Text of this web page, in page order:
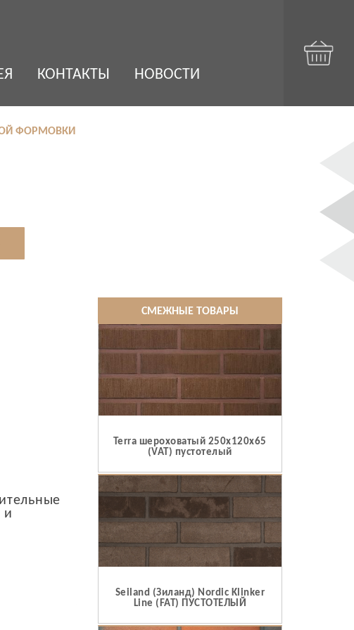
КОНТАКТЫ НОВОСТИ
ФОРМОВКИ
и
СМЕЖНЫЕ ТОВАРЫ
Terra шероховатый 250x120x65
(VAT) пустотелый
Seiland (Зиланд) Nordic Klinker
Line (FAT) ПУСТОТЕЛЫЙ